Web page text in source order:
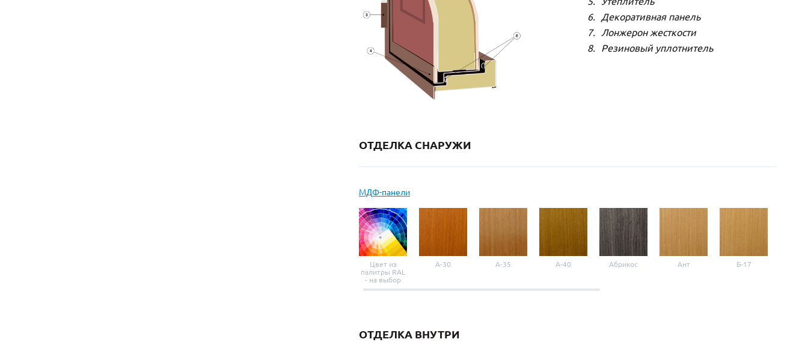
Декоративная панель
Лонжерон жесткости
Резиновый уплотнитель
ОТДЕЛКА СНАРУЖИ
МДФ-панели
Цвет из
палитры RAL
- на выбор
A-30 A-35 A-40 Абрикос Ант Б-17
ОТДЕЛКА ВНУТРИ